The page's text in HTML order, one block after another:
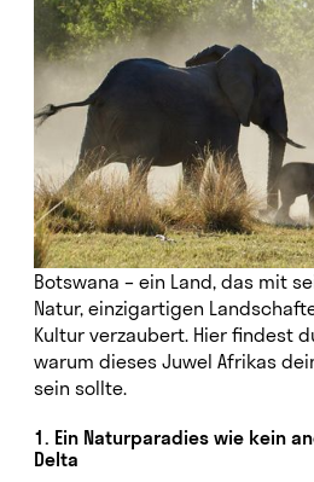
Botswana – ein Land, das mit
Natur, einzigartigen
Kultur verzaubert. Hier findest
warum dieses Juwel Afrikas
sein sollte.
1. Ein Naturparadies wie kein
Delta